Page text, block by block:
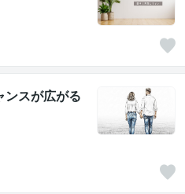
ンスが広がる